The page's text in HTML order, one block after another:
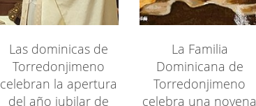
Las dominicas de
Torredonjimeno
celebran la apertura
del año jubilar de
La Familia
Dominicana de
Torredonjimeno
celebra una novena